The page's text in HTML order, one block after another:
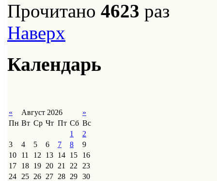
Прочитано 4623 раз
Наверх
Календарь
« Август 2026
»
Пн Вт Ср Чт Пт Сб Вс
1
2
3
4 5 6 7 8
9
10
11 12 13 14 15
16
17
18 19 20 21 22
23
24
25 26 27 28 29 30